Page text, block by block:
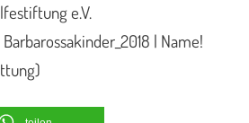
e.V.
| Name!